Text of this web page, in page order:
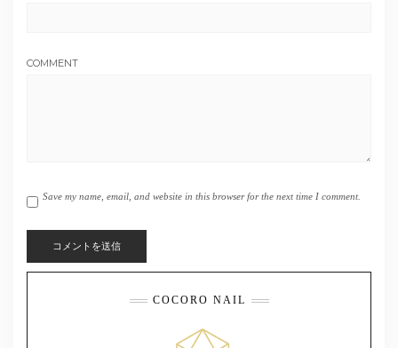
COMMENT
Save my name, email, and website in this browser for the next time I comment.
COCORO NAIL